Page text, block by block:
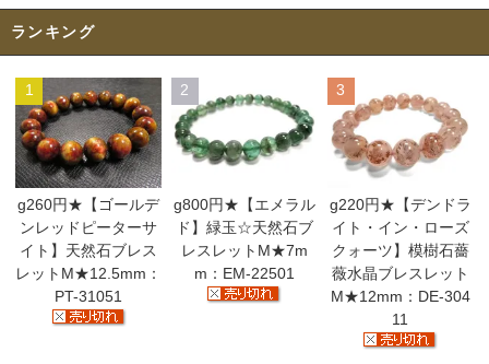
ランキング
1
g260円★【ゴールデ
ンレッドピーターサ
イト】天然石ブレス
レットM★12.5mm：
PT-31051
2
g800円★【エメラル
ド】緑玉☆天然石ブ
レスレットM★7m
m：EM-22501
3
g220円★【デンドラ
イト・イン・ローズ
クォーツ】模樹石薔
薇水晶ブレスレット
M★12mm：DE-304
11